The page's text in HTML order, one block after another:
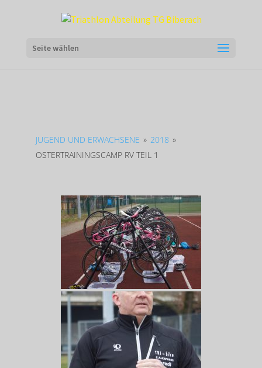
Seite wählen
JUGEND UND ERWACHSENE » 2018 »
OSTERTRAININGSCAMP RV TEIL 1